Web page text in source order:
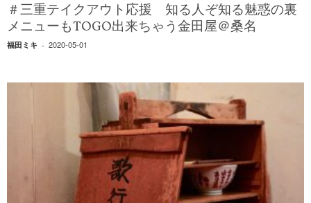
＃三重テイクアウト応援 知る人ぞ知る魅惑の裏
メニューもTOGO出来ちゃう金田屋＠桑名
福田ミキ - 2020-05-01